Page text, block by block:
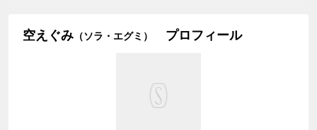
空えぐみ （ソラ・エグミ） プロフィール